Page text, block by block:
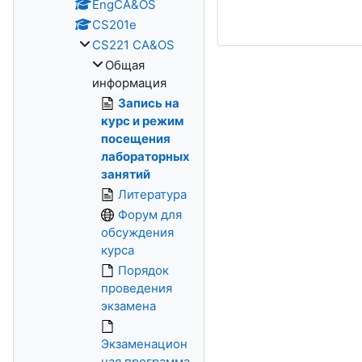
EngCA&OS
CS201e
CS221 CA&OS
Общая
информация
Запись на
курс и режим
посещения
лабораторных
занятий
Литература
Форум для
обсуждения
курса
Порядок
проведения
экзамена
Экзаменацион